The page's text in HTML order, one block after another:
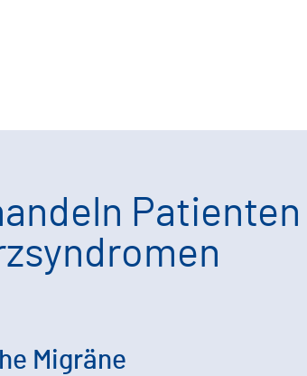
Migräne